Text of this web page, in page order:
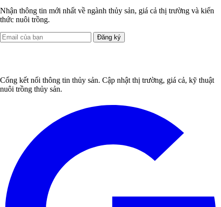
Nhận thông tin mới nhất về ngành thủy sản, giá cả thị trường và kiến
thức nuôi trồng.
Đăng ký
Cổng kết nối thông tin thủy sản. Cập nhật thị trường, giá cả, kỹ thuật
nuôi trồng thủy sản.